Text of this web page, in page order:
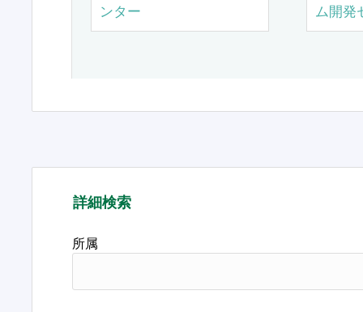
ンター
ム開発
詳細検索
所属